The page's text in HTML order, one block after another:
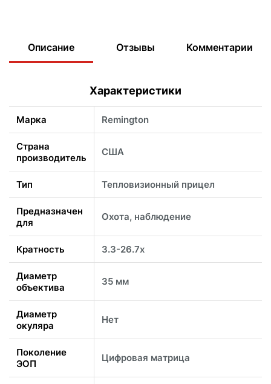
Описание Отзывы Комментарии
Характеристики
Марка Remington
Страна
производитель
США
Тип Тепловизионный прицел
Предназначен
для
Охота, наблюдение
Кратность 3.3-26.7x
Диаметр
объектива
35 мм
Диаметр
окуляра
Нет
Поколение
ЭОП
Цифровая матрица